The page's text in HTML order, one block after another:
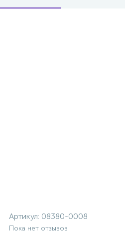
Артикул: 08380-0008
Пока нет отзывов